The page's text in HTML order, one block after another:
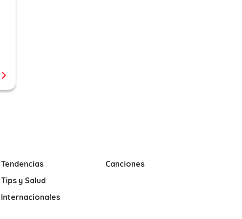
Tendencias
Tips y Salud
Internacionales
Canciones